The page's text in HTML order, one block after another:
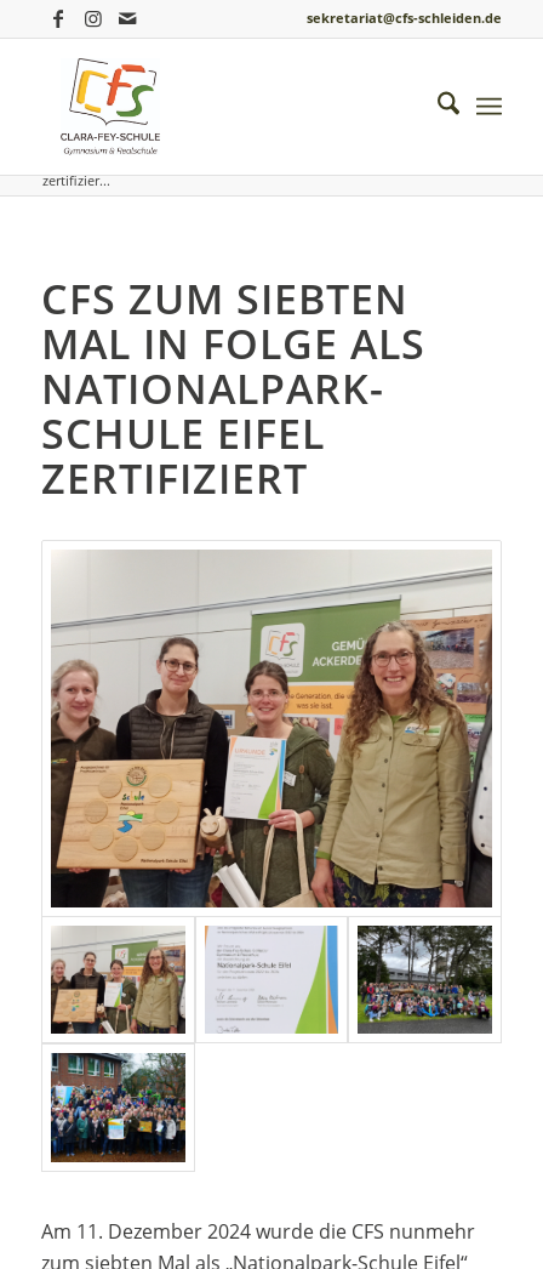
sekretariat@cfs-schleiden.de
Du bist hier: Startseite
CFS zum siebten Mal in Folge als Nationalpark-Schule Eifel
zertifizier...
CFS ZUM SIEBTEN
MAL IN FOLGE ALS
NATIONALPARK-
SCHULE EIFEL
ZERTIFIZIERT
Am 11. Dezember 2024 wurde die CFS nunmehr
zum siebten Mal als „Nationalpark-Schule Eifel“